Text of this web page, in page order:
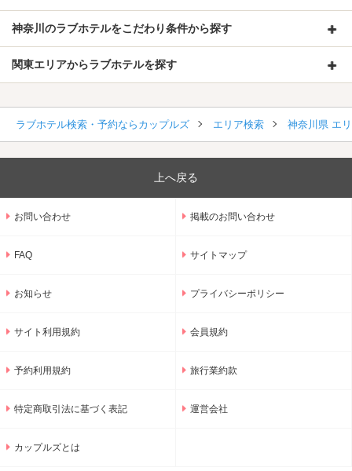
神奈川のラブホテルをこだわり条件から探す
関東エリアからラブホテルを探す
ラブホテル検索・予約ならカップルズ エリア検索 神奈川県 エ
上へ戻る
お問い合わせ 掲載のお問い合わせ
FAQ サイトマップ
お知らせ プライバシーポリシー
サイト利用規約 会員規約
予約利用規約 旅行業約款
特定商取引法に基づく表記 運営会社
カップルズとは